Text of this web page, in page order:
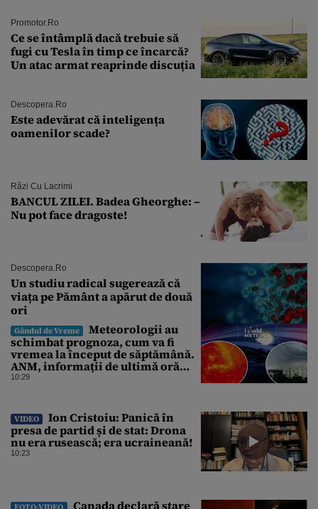
Promotor.ro
Ce se întâmplă dacă trebuie să
fugi cu Tesla în timp ce încarcă?
Un atac armat reaprinde discuția
Descopera.ro
Este adevărat că inteligența
oamenilor scade?
Râzi Cu Lacrimi
BANCUL ZILEI. Badea Gheorghe: –
Nu pot face dragoste!
Descopera.ro
Un studiu radical sugerează că
viața pe Pământ a apărut de două
ori
Gândul de Vreme
Meteorologii au
schimbat prognoza, cum va fi
vremea la început de săptămână.
ANM, informații de ultimă oră
pentru Gândul
10:29
VIDEO
Ion Cristoiu: Panică în
presa de partid și de stat: Drona
nu era rusească; era ucraineană!
10:23
Canada declară stare